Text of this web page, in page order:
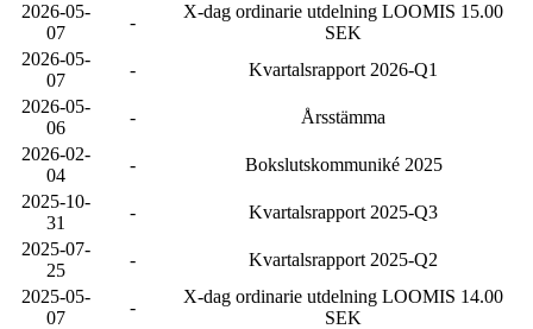
2026-05-
07
-
X-dag ordinarie utdelning LOOMIS 15.00
SEK
2026-05-
07
-
Kvartalsrapport 2026-Q1
2026-05-
06
-
Årsstämma
2026-02-
04
-
Bokslutskommuniké 2025
2025-10-
31
-
Kvartalsrapport 2025-Q3
2025-07-
25
-
Kvartalsrapport 2025-Q2
2025-05-
07
-
X-dag ordinarie utdelning LOOMIS 14.00
SEK